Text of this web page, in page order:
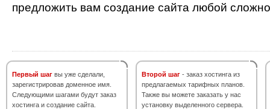
предложить вам создание сайта любой
Первый шаг вы уже сделали,
зарегистрировав доменное имя.
Следующими шагами будут заказ
хостинга и создание сайта.
Второй шаг - заказ хостинга из
предлагаемых тарифных планов.
Также вы можете заказать у нас
установку выделенного сервера.